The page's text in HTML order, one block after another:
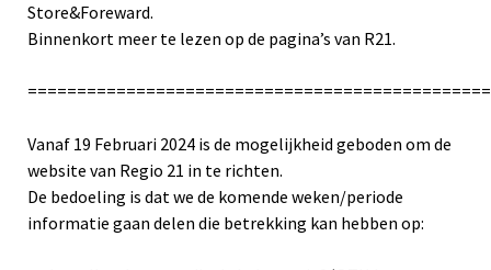
Store&Foreward.
Binnenkort meer te lezen op de pagina’s van R21.
Vanaf 19 Februari 2024 is de mogelijkheid geboden om de
website van Regio 21 in te richten.
De bedoeling is dat we de komende weken/periode
informatie gaan delen die betrekking kan hebben op: